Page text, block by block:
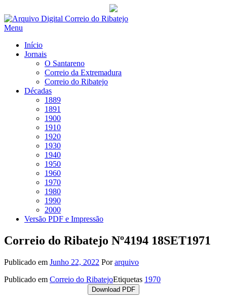
Saltar
para
Menu
Início
Jornais
O Santareno
Correio da Extremadura
Correio do Ribatejo
Décadas
1889
1891
1900
1910
1920
1930
1940
1950
1960
1970
1980
1990
2000
Versão PDF e Impressão
Correio do Ribatejo Nº4194 18SET1971
Publicado em Junho 22, 2022 Porarquivo
Publicado em Correio do RibatejoEtiquetas 1970
Download PDF